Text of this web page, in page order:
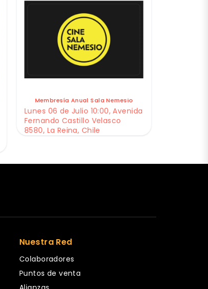
Membresía Anual Sala Nemesio
Lunes 06 de Julio 10:00, Avenida
Fernando Castillo Velasco
8580, La Reina, Chile
Nuestra Red
Colaboradores
Puntos de venta